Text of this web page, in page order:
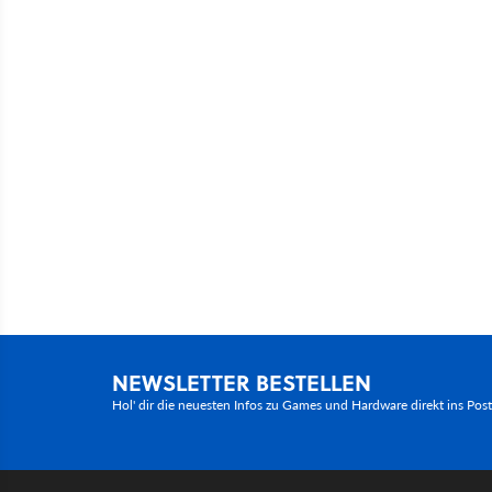
NEWSLETTER BESTELLEN
Hol' dir die neuesten Infos zu Games und Hardware direkt ins